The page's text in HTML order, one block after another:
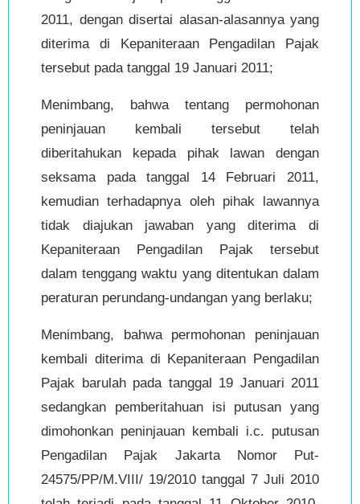
2011, dengan disertai alasan-alasannya yang
diterima di Kepaniteraan Pengadilan Pajak
tersebut pada tanggal 19 Januari 2011;
Menimbang, bahwa tentang permohonan
peninjauan kembali tersebut telah
diberitahukan kepada pihak lawan dengan
seksama pada tanggal 14 Februari 2011,
kemudian terhadapnya oleh pihak lawannya
tidak diajukan jawaban yang diterima di
Kepaniteraan Pengadilan Pajak tersebut
dalam tenggang waktu yang ditentukan dalam
peraturan perundang-undangan yang berlaku;
Menimbang, bahwa permohonan peninjauan
kembali diterima di Kepaniteraan Pengadilan
Pajak barulah pada tanggal 19 Januari 2011
sedangkan pemberitahuan isi putusan yang
dimohonkan peninjauan kembali i.c. putusan
Pengadilan Pajak Jakarta Nomor Put-
24575/PP/M.VIII/ 19/2010 tanggal 7 Juli 2010